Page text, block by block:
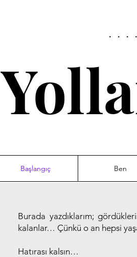
Başlangıç Ben
Burada yazdıklarım;
kalanlar… Çünkü o an hepsi
Hatırası kalsın…